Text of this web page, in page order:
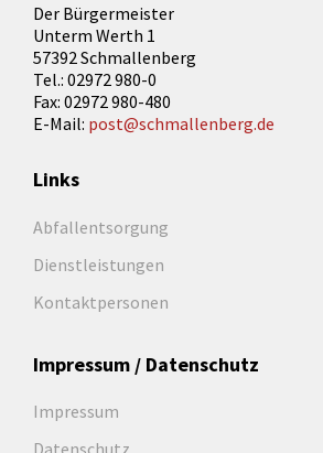
Der Bürgermeister
Unterm Werth 1
57392 Schmallenberg
Tel.: 02972 980-0
Fax: 02972 980-480
E-Mail: post@schmallenberg.de
Links
Abfallentsorgung
Dienstleistungen
Kontaktpersonen
Impressum / Datenschutz
Impressum
Datenschutz